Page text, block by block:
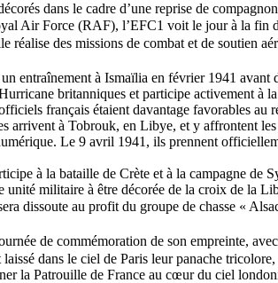
dans le cadre d’une reprise de
Air Force (RAF), l’EFC1 voit le jour à la fin
réalise des missions de combat et de soutien
entraînement à Ismaïlia en février 1941
britanniques et participe activement à
français étaient davantage favorables
arrivent à Tobrouk, en Libye, et y affrontent
Le 9 avril 1941, ils prennent
à la bataille de Crète et à la campagne de
unité militaire à être décorée de la croix de la
dissoute au profit du groupe de chasse «
de commémoration de son empreinte,
dans le ciel de Paris leur panache
la Patrouille de France au cœur du ciel